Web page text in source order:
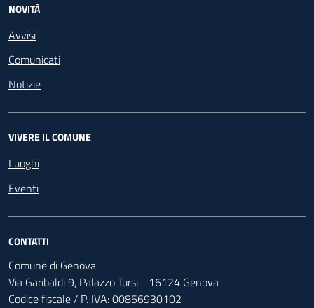
NOVITÀ
Avvisi
Comunicati
Notizie
VIVERE IL COMUNE
Luoghi
Eventi
CONTATTI
Comune di Genova
Via Garibaldi 9, Palazzo Tursi - 16124 Genova
Codice fiscale / P. IVA: 00856930102